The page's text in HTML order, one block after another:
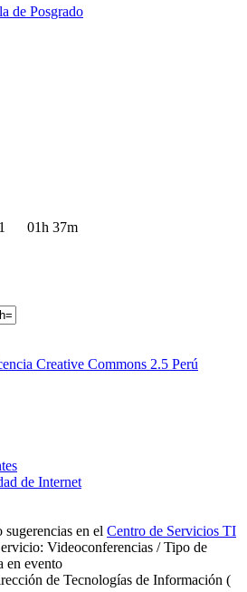
de Posgrado
01h 37m
Creative Commons 2.5 Perú
de Internet
en el Centro de Servicios TI
Videoconferencias / Tipo de
en evento
de Tecnologías de Información (